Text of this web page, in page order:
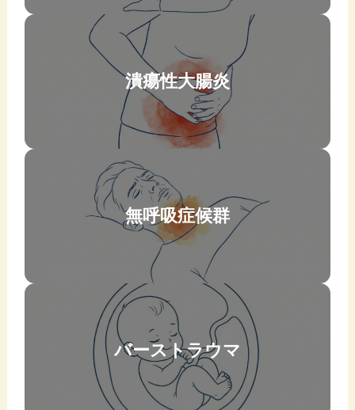
潰瘍性大腸炎
無呼吸症候群
バーストラウマ